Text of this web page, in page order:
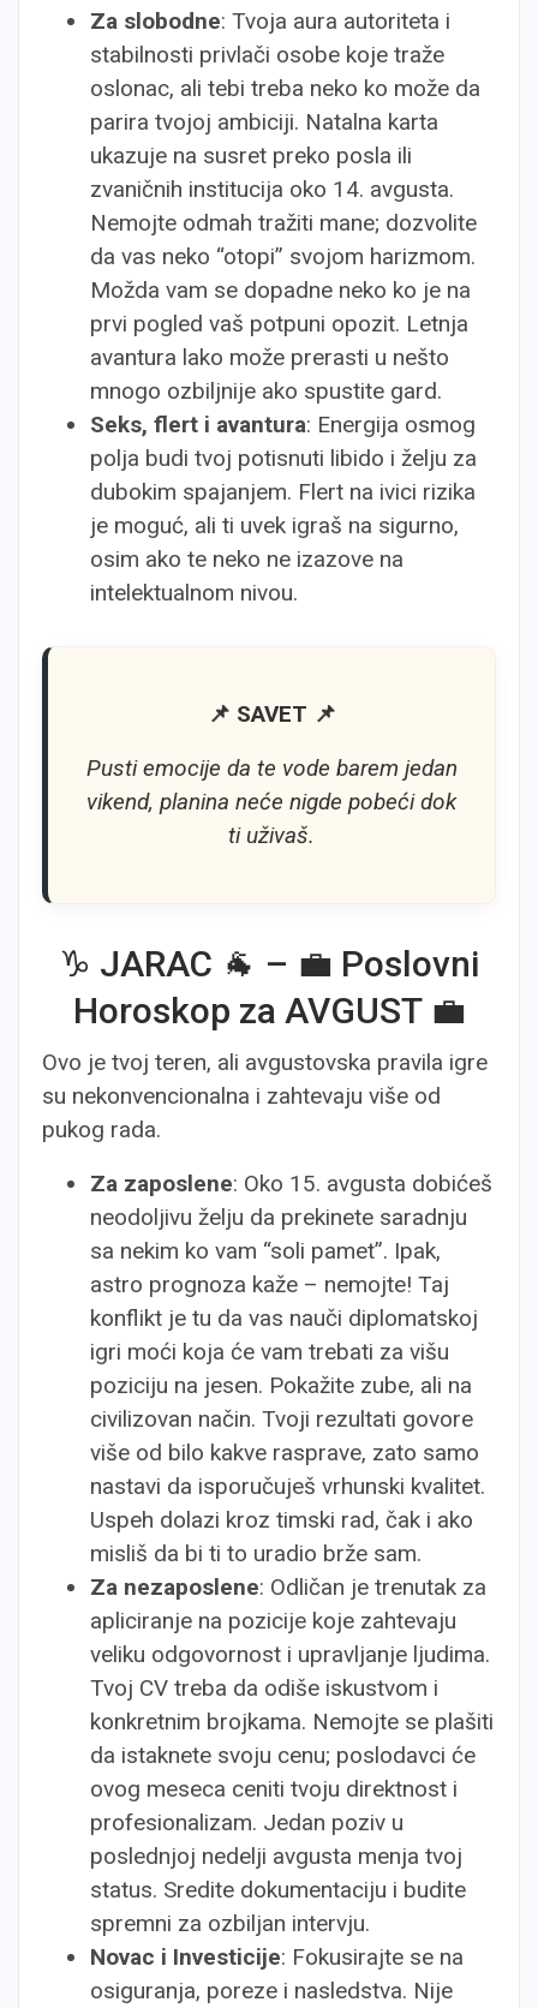
Za slobodne: Tvoja aura autoriteta i
stabilnosti privlači osobe koje traže
oslonac, ali tebi treba neko ko može da
parira tvojoj ambiciji. Natalna karta
ukazuje na susret preko posla ili
zvaničnih institucija oko 14. avgusta.
Nemojte odmah tražiti mane; dozvolite
da vas neko “otopi” svojom harizmom.
Možda vam se dopadne neko ko je na
prvi pogled vaš potpuni opozit. Letnja
avantura lako može prerasti u nešto
mnogo ozbiljnije ako spustite gard.
Seks, flert i avantura: Energija osmog
polja budi tvoj potisnuti libido i želju za
dubokim spajanjem. Flert na ivici rizika
je moguć, ali ti uvek igraš na sigurno,
osim ako te neko ne izazove na
intelektualnom nivou.
📌 SAVET 📌
Pusti emocije da te vode barem jedan
vikend, planina neće nigde pobeći dok
ti uživaš.
♑ JARAC 🐐 – 💼 Poslovni
Horoskop za AVGUST 💼
Ovo je tvoj teren, ali avgustovska pravila igre
su nekonvencionalna i zahtevaju više od
pukog rada.
Za zaposlene: Oko 15. avgusta dobićeš
neodoljivu želju da prekinete saradnju
sa nekim ko vam “soli pamet”. Ipak,
astro prognoza kaže – nemojte! Taj
konflikt je tu da vas nauči diplomatskoj
igri moći koja će vam trebati za višu
poziciju na jesen. Pokažite zube, ali na
civilizovan način. Tvoji rezultati govore
više od bilo kakve rasprave, zato samo
nastavi da isporučuješ vrhunski kvalitet.
Uspeh dolazi kroz timski rad, čak i ako
misliš da bi ti to uradio brže sam.
Za nezaposlene: Odličan je trenutak za
apliciranje na pozicije koje zahtevaju
veliku odgovornost i upravljanje ljudima.
Tvoj CV treba da odiše iskustvom i
konkretnim brojkama. Nemojte se plašiti
da istaknete svoju cenu; poslodavci će
ovog meseca ceniti tvoju direktnost i
profesionalizam. Jedan poziv u
poslednjoj nedelji avgusta menja tvoj
status. Sredite dokumentaciju i budite
spremni za ozbiljan intervju.
Novac i Investicije: Fokusirajte se na
osiguranja, poreze i nasledstva. Nije